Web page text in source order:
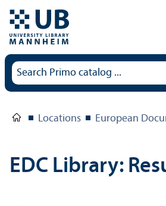
Locations European
EDC Library: